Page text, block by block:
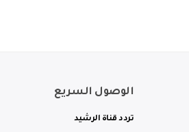
الوصول السريع
تردد قناة الرشيد